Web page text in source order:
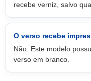
recebe verniz, salvo
O verso recebe
Não. Este modelo
verso em branco.